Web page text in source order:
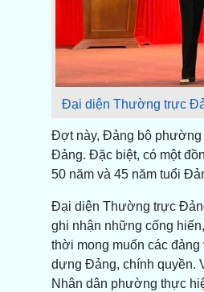
Đại diện Thường trực
Đợt này, Đảng bộ phường
Đảng. Đặc biệt, có một
50 năm và 45 năm tuổi
Đại diện Thường trực
ghi nhận những cống
thời mong muốn các
dựng Đảng, chính quyền.
Nhân dân phường thực